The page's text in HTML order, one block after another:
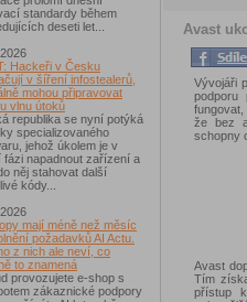
standardy během
deseti let...
Hackeři v Česku
v šíření infostealerů,
mohou připravovat
vlnu útoků
republika se nyní potýká
specializovaného
jehož úkolem je v
fázi napadnout zařízení a
něj stahovat další
kódy...
mají méně než měsíc
požadavků AI Actu.
z nich ale neví, co
to znamená
provozujete e-shop s
zákaznické podpory
Avast
Vývojáři
fungovat,
že bez
schopny
Avast
Tím
přístup